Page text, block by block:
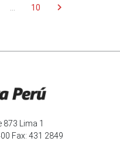
10 chevron_right
873 Lima 1
Fax: 431 2849